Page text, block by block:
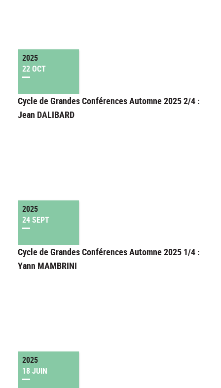
2025
22 OCT
Cycle de Grandes Conférences Automne 2025 2/4 :
Jean DALIBARD
2025
24 SEPT
Cycle de Grandes Conférences Automne 2025 1/4 :
Yann MAMBRINI
2025
18 JUIN